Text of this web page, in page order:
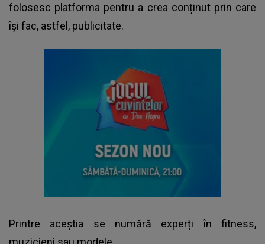
folosesc platforma pentru a crea conținut prin care
își fac, astfel, publicitate.
Printre aceștia se numără experți în fitness,